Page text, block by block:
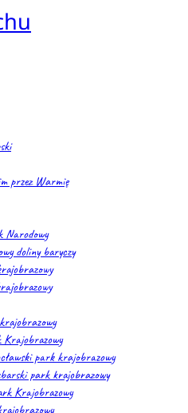
przez Warmię
Narodowy
doliny baryczy
Krajobrazowy
park krajobrazowy
park krajobrazowy
Krajobrazowy